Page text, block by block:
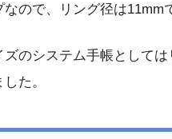
ので、リング径は11mm
のシステム手帳として
た。